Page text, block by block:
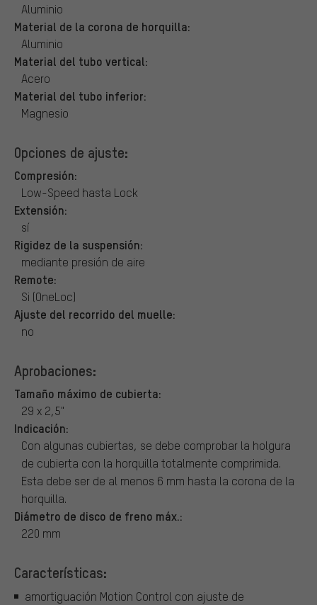
Aluminio
Material de la corona de horquilla:
Aluminio
Material del tubo vertical:
Acero
Material del tubo inferior:
Magnesio
Opciones de ajuste:
Compresión:
Low-Speed hasta Lock
Extensión:
sí
Rigidez de la suspensión:
mediante presión de aire
Remote:
Si (OneLoc)
Ajuste del recorrido del muelle:
no
Aprobaciones:
Tamaño máximo de cubierta:
29 x 2,5"
Indicación:
Con algunas cubiertas, se debe comprobar la holgura
de cubierta con la horquilla totalmente comprimida.
Esta debe ser de al menos 6 mm hasta la corona de la
horquilla.
Diámetro de disco de freno máx.:
220 mm
Características:
amortiguación Motion Control con ajuste de